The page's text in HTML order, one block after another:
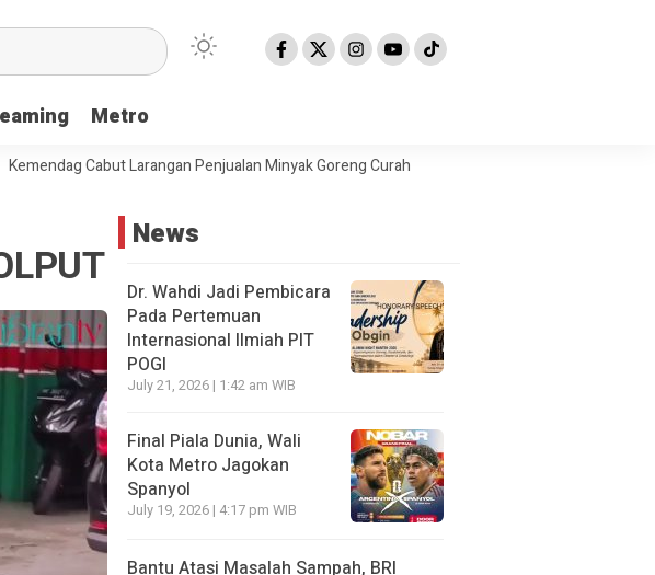
Metro
Cabut Larangan Penjualan Minyak Goreng Curah Berita Populer: Uji Coba Gage ke
News
Dr. Wahdi Jadi Pembicara
Pada Pertemuan
Internasional Ilmiah PIT
POGI
July 21, 2026 | 1:42 am WIB
Final Piala Dunia, Wali
Kota Metro Jagokan
Spanyol
July 19, 2026 | 4:17 pm WIB
Bantu Atasi Masalah Sampah, BRI